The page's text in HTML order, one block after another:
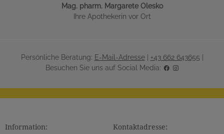
Mag. pharm. Margarete Olesko
Ihre Apothekerin vor Ort
Persönliche Beratung: E-Mail-Adresse| +43 662 643655
Besuchen Sie uns auf Social Media:
Information: Kontaktadresse: